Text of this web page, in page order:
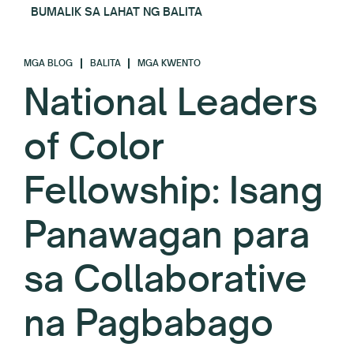
BUMALIK SA LAHAT NG BALITA
MGA BLOG BALITA MGA KWENTO
National Leaders
of Color
Fellowship: Isang
Panawagan para
sa Collaborative
na Pagbabago